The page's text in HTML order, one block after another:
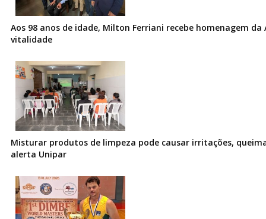
Aos 98 anos de idade, Milton Ferriani recebe homenagem da
vitalidade
Misturar produtos de limpeza pode causar irritações,
alerta Unipar